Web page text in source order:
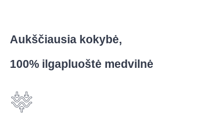
Aukščiausia kokybė,
100% ilgapluoštė medvilnė